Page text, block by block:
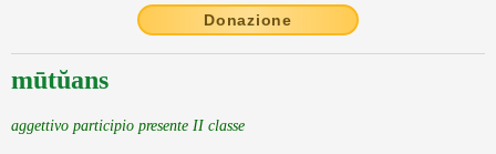
Donazione
mūtŭans
aggettivo participio presente II classe